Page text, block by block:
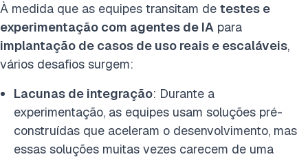
À medida que as equipes transitam de testes e
experimentação com agentes de IA para
implantação de casos de uso reais e escaláveis,
vários desafios surgem:
Lacunas de integração: Durante a
experimentação, as equipes usam soluções pré-
construídas que aceleram o desenvolvimento, mas
essas soluções muitas vezes carecem de uma